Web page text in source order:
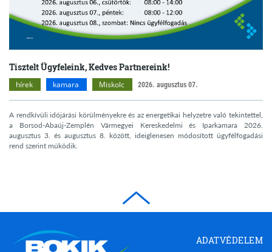
Tisztelt Ügyfeleink, Kedves Partnereink!
hírek kamara Miskolc 2026. augusztus 07.
A rendkívüli időjárási körülményekre és az energetikai helyzetre való tekintettel,
a Borsod-Abaúj-Zemplén Vármegyei Kereskedelmi és Iparkamara 2026.
augusztus 3. és augusztus 8. között, ideiglenesen módosított ügyfélfogadási
rend szerint működik.
Borsod-
Abaúj-
ADATVÉDELEM